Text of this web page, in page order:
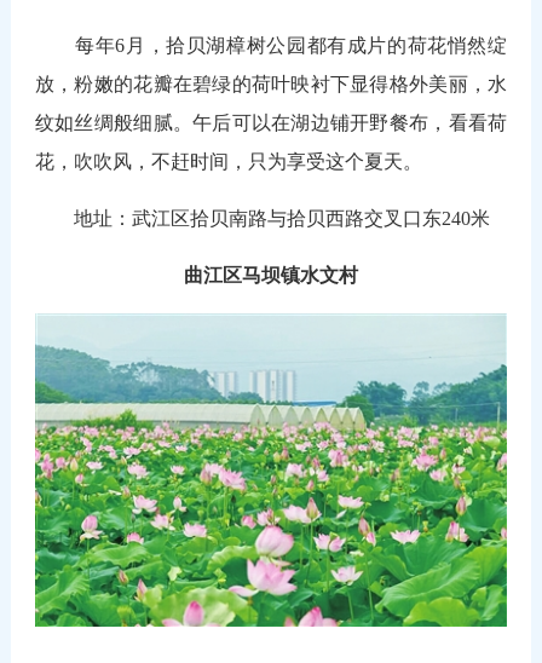
每年6月，拾贝湖樟树公园都有成片的荷花悄然绽
放，粉嫩的花瓣在碧绿的荷叶映衬下显得格外美丽，水
纹如丝绸般细腻。午后可以在湖边铺开野餐布，看看荷
花，吹吹风，不赶时间，只为享受这个夏天。
地址：武江区拾贝南路与拾贝西路交叉口东240米
曲江区马坝镇水文村